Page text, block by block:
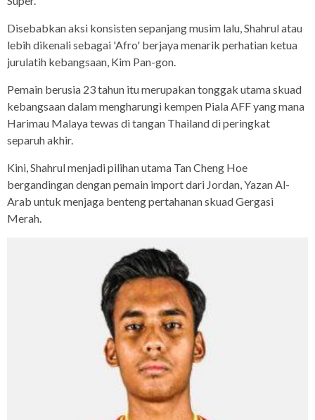
Disebabkan aksi konsisten sepanjang musim lalu, Shahrul atau
lebih dikenali sebagai 'Afro' berjaya menarik perhatian ketua
jurulatih kebangsaan, Kim Pan-gon.
Pemain berusia 23 tahun itu merupakan tonggak utama skuad
kebangsaan dalam mengharungi kempen Piala AFF yang mana
Harimau Malaya tewas di tangan Thailand di peringkat
separuh akhir.
Kini, Shahrul menjadi pilihan utama Tan Cheng Hoe
bergandingan dengan pemain import dari Jordan, Yazan Al-
Arab untuk menjaga benteng pertahanan skuad Gergasi
Merah.